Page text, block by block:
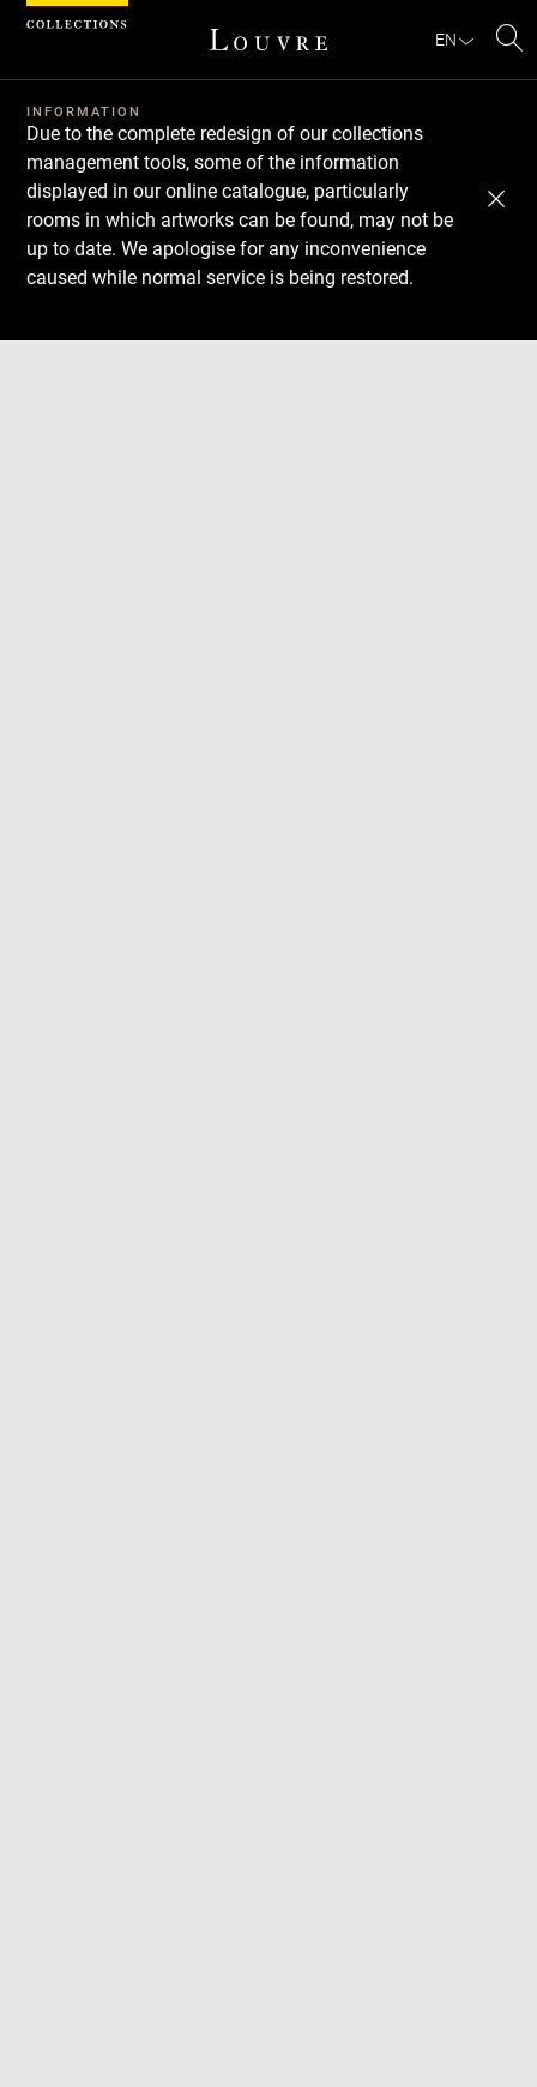
EN
INFORMATION
Due to the complete redesign of our collections
management tools, some of the information
displayed in our online catalogue, particularly
rooms in which artworks can be found, may not be
up to date. We apologise for any inconvenience
caused while normal service is being restored.
Download
Next
Previous
Cookies management panel